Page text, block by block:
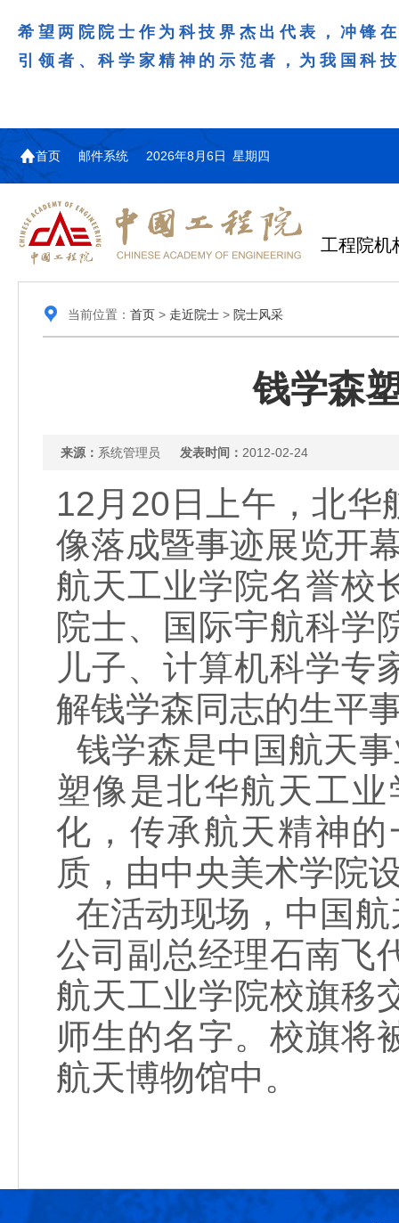
希望两院院士作为科技界杰出代表，冲锋
引领者、科学家精神的示范者，为我国科
首页 邮件系统 2026年8月6日 星期四
工程院机
当前位置： 首页> 走近院士> 院士风采
钱学森
来源： 系统管理员 发表时间： 2012-02-24
12月20日上午，北华
像落成暨事迹展览开
航天工业学院名誉校
院士、国际宇航科学
儿子、计算机科学专
解钱学森同志的生平
钱学森是中国航天
塑像是北华航天工
化，传承航天精神
质，由中央美术学院
在活动现场，中国
公司副总经理石南飞
航天工业学院校旗移
师生的名字。校旗将
航天博物馆中。